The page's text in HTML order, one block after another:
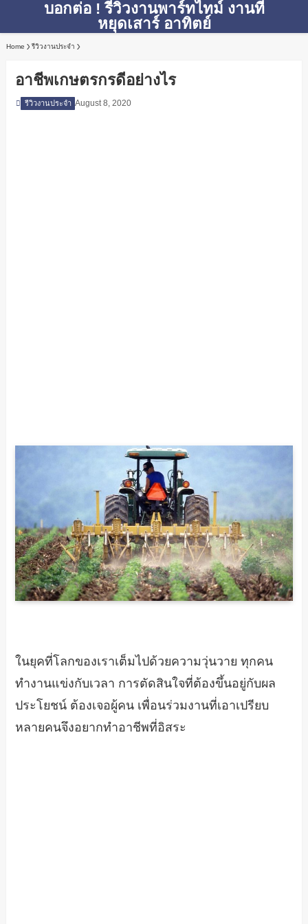
บอกต่อ ! รีวิวงานพาร์ทไทม์ งานที่
หยุดเสาร์ อาทิตย์
Home รีวิวงานประจำ
อาชีพเกษตรกรดีอย่างไร
รีวิวงานประจำ August 8, 2020
ในยุคที่โลกของเราเต็มไปด้วยความวุ่นวาย ทุกคน
ทำงานแข่งกับเวลา การตัดสินใจที่ต้องขึ้นอยู่กับผล
ประโยชน์ ต้องเจอผู้คน เพื่อนร่วมงานที่เอาเปรียบ
หลายคนจึงอยากทำอาชีพที่อิสระ